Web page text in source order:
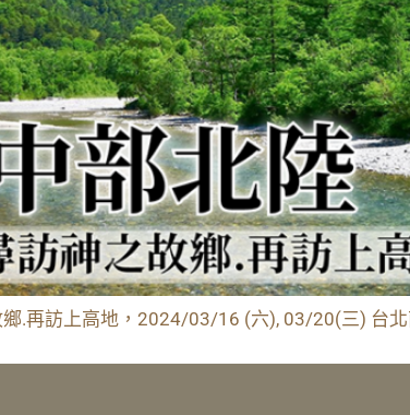
.再訪上高地，2024/03/16 (六), 03/20(三) 台